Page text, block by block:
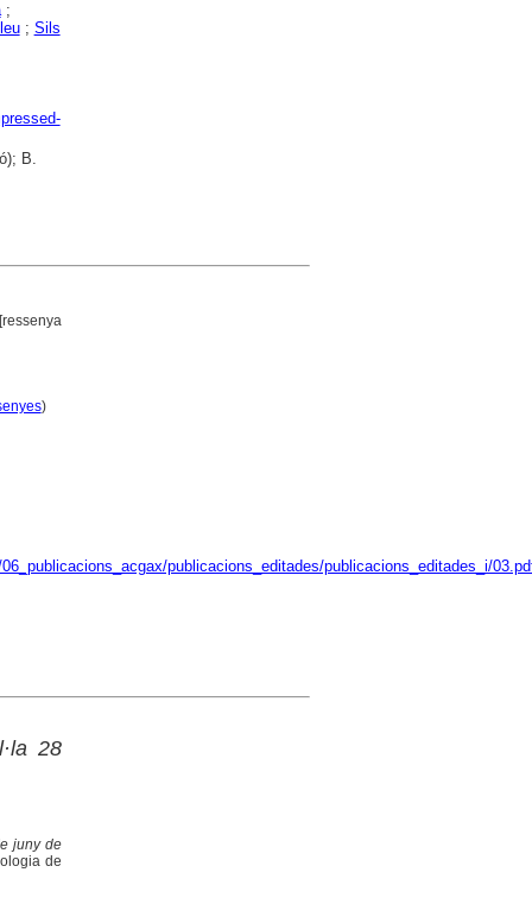
;
; Sils
B.
)
publicacions_editades/publicacions_editades_i/
28
juny de
de